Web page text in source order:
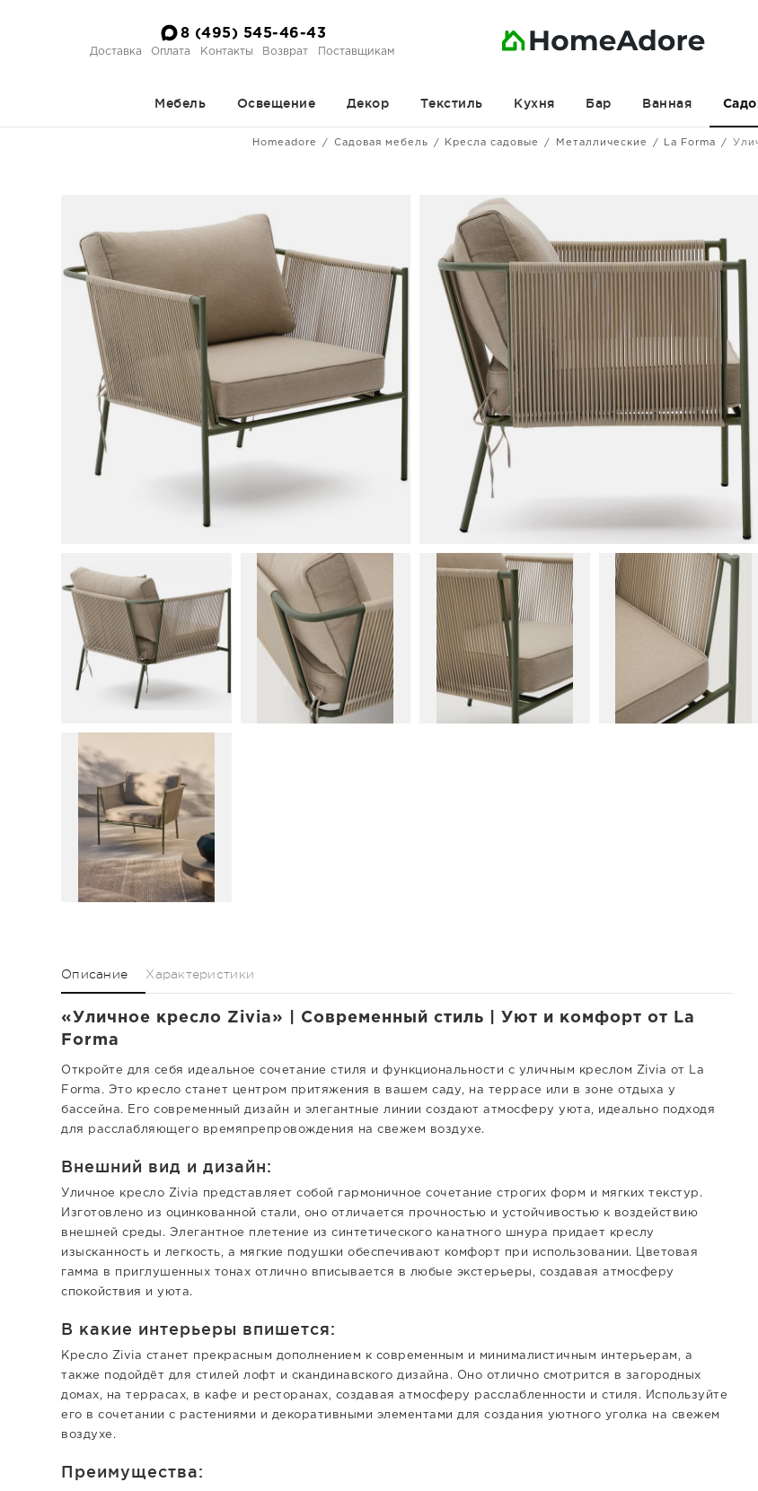
8 (495) 545-46-43
Доставка Оплата Контакты Возврат Поставщикам
Мебель Освещение Декор Текстиль Кухня Бар Ванная
Homeadore Садовая мебель Кресла садовые Металлические La Forma
Описание Характеристики
«Уличное кресло Zivia» | Современный стиль | Уют и комфорт от La
Forma
Откройте для себя идеальное сочетание стиля и функциональности с уличным креслом Zivia от La
Forma. Это кресло станет центром притяжения в вашем саду, на террасе или в зоне отдыха у
бассейна. Его современный дизайн и элегантные линии создают атмосферу уюта, идеально подходя
для расслабляющего времяпрепровождения на свежем воздухе.
Внешний вид и дизайн:
Уличное кресло Zivia представляет собой гармоничное сочетание строгих форм и мягких текстур.
Изготовлено из оцинкованной стали, оно отличается прочностью и устойчивостью к воздействию
внешней среды. Элегантное плетение из синтетического канатного шнура придает креслу
изысканность и легкость, а мягкие подушки обеспечивают комфорт при использовании. Цветовая
гамма в приглушенных тонах отлично вписывается в любые экстерьеры, создавая атмосферу
спокойствия и уюта.
В какие интерьеры впишется:
Кресло Zivia станет прекрасным дополнением к современным и минималистичным интерьерам, а
также подойдёт для стилей лофт и скандинавского дизайна. Оно отлично смотрится в загородных
домах, на террасах, в кафе и ресторанах, создавая атмосферу расслабленности и стиля. Используйте
его в сочетании с растениями и декоративными элементами для создания уютного уголка на свежем
воздухе.
Преимущества: